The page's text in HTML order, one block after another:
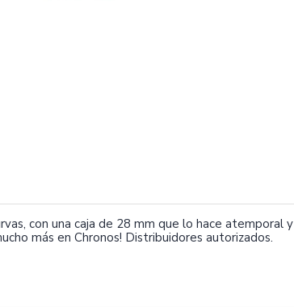
con una caja de 28 mm que lo hace atemporal y
más en Chronos! Distribuidores autorizados.